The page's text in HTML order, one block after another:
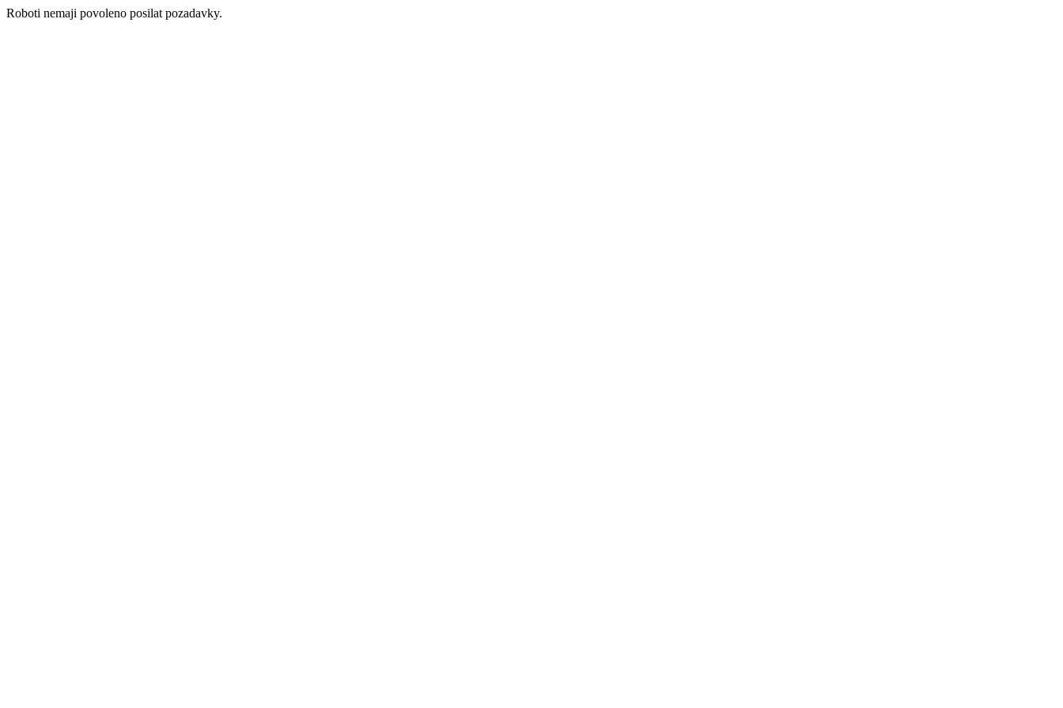
Roboti nemaji povoleno posilat pozadavky.